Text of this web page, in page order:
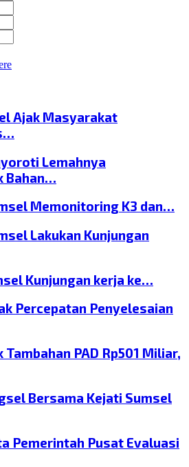
Ajak Masyarakat
Lemahnya
Bahan…
Memonitoring K3 dan…
Lakukan Kunjungan
Kunjungan kerja ke…
Percepatan Penyelesaian
Tambahan PAD Rp501 Miliar,
Bersama Kejati Sumsel
Pemerintah Pusat Evaluasi